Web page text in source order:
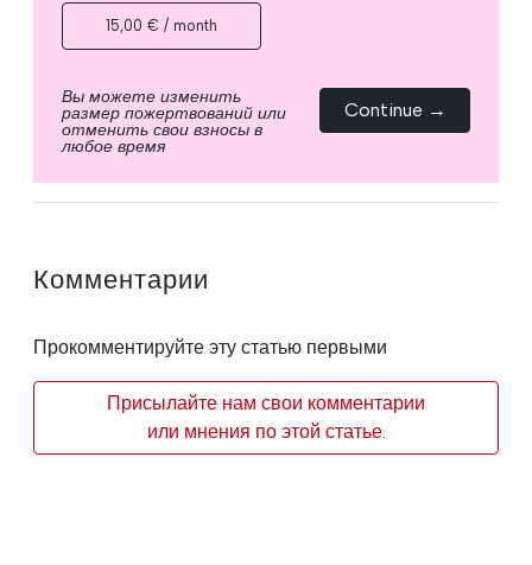
15,00 € / month
Вы можете изменить
размер пожертвований или
отменить свои взносы в
любое время
Continue →
Комментарии
Прокомментируйте эту статью первыми
Присылайте нам свои комментарии
или мнения по этой статье.